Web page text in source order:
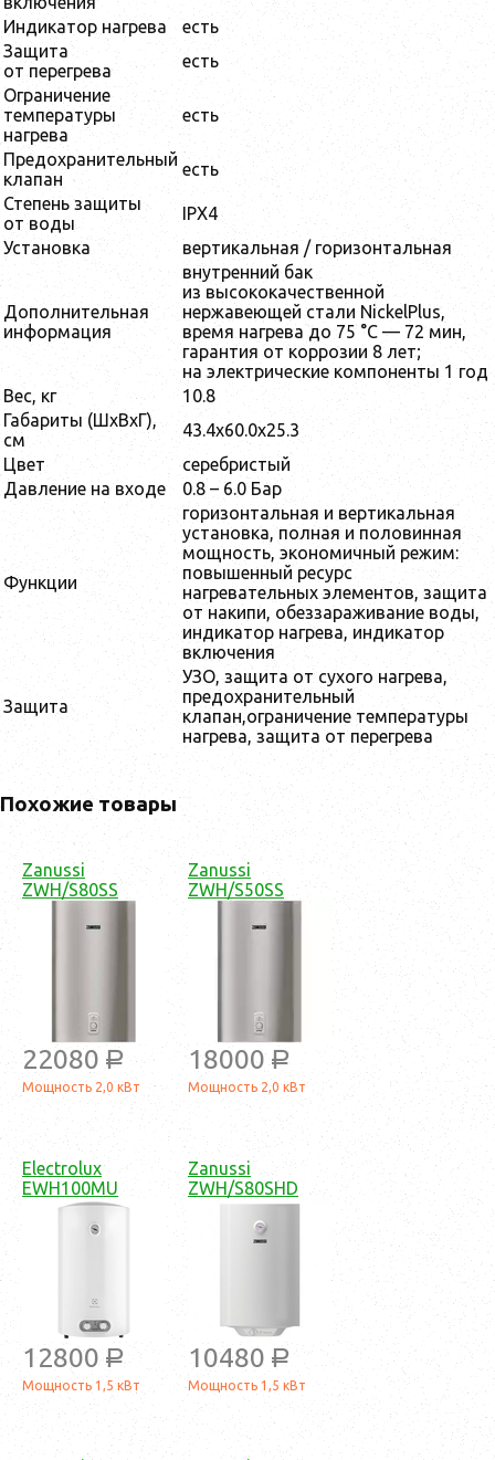
Индикатор нагрева
есть
Защита
от перегрева
есть
Ограничение
температуры
нагрева
есть
Предохранительный
клапан
есть
Степень защиты
от воды
IPX4
Установка
вертикальная / горизонтальная
Дополнительная
информация
внутренний бак
из высококачественной
нержавеющей стали NickelPlus,
время нагрева до 75 °С — 72 мин,
гарантия от коррозии 8 лет;
на электрические компоненты 1 год
Вес, кг
10.8
Габариты (ШхВхГ),
см
43.4x60.0x25.3
Цвет
серебристый
Давление на входе
0.8 – 6.0 Бар
Функции
горизонтальная и вертикальная
установка, полная и половинная
мощность, экономичный режим:
повышенный ресурс
нагревательных элементов, защита
от накипи, обеззараживание воды,
индикатор нагрева, индикатор
включения
Защита
УЗО, защита от сухого нагрева,
предохранительный
клапан,ограничение температуры
нагрева, защита от перегрева
Похожие товары
Zanussi
ZWH/S80SS
22080 a
Мощность 2,0 кВт
Zanussi
ZWH/S50SS
18000 a
Мощность 2,0 кВт
Electrolux
EWH100MU
12800 a
Мощность 1,5 кВт
Zanussi
ZWH/S80SHD
10480 a
Мощность 1,5 кВт